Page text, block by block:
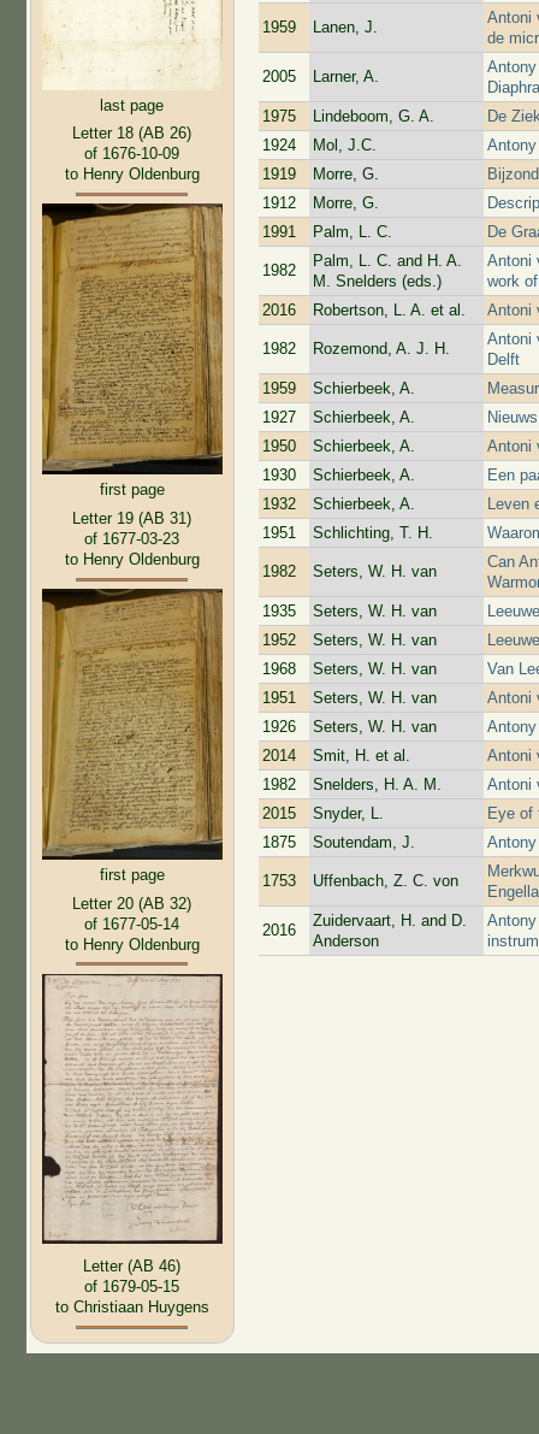
last page
Letter 18 (AB 26)
of 1676-10-09
to Henry Oldenburg
first page
Letter 19 (AB 31)
of 1677-03-23
to Henry Oldenburg
first page
Letter 20 (AB 32)
of 1677-05-14
to Henry Oldenburg
Letter (AB 46)
of 1679-05-15
to Christiaan Huygens
1959 Lanen, J.
Antoni
de
2005 Larner, A.
1975
Lindeboom, G. A.
De
1924
Mol, J.C.
1919
Morre, G.
1912
Morre, G.
1991
Palm, L. C. De
1982
Palm, L. C. and H. A.
M. Snelders (eds.)
Antoni
work
2016
Robertson, L. A. et al. Antoni
1982 Rozemond, A. J. H.
Antoni
Delft
1959
Schierbeek, A.
1927
Schierbeek, A.
1950
Schierbeek, A.
Antoni
1930
Schierbeek, A.
Een
1932
Schierbeek, A.
Leven
1951
Schlichting, T. H.
1982 Seters, W. H. van
Can
1935
Seters, W. H. van
1952
Seters, W. H. van
1968
Seters, W. H. van
Van
1951
Seters, W. H. van
Antoni
1926
Seters, W. H. van
2014
Smit, H. et al.
Antoni
1982
Snelders, H. A. M.
Antoni
2015
Snyder, L.
Eye of
1875
Soutendam, J.
1753 Uffenbach, Z. C. von
2016
Zuidervaart, H. and D.
Anderson